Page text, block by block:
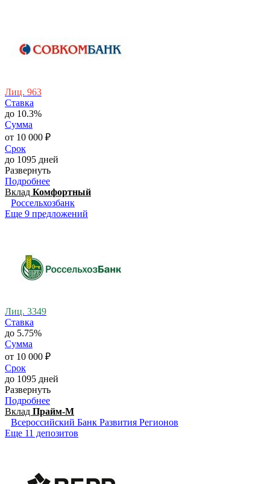
Лиц. 963
Ставка
до 10.3%
Сумма
от 10 000 ₽
Срок
до 1095 дней
Развернуть
Подробнее
Вклад Комфортный
Россельхозбанк
Еще 9 предложений
Лиц. 3349
Ставка
до 5.75%
Сумма
от 10 000 ₽
Срок
до 1095 дней
Развернуть
Подробнее
Вклад Прайм-М
Всероссийский Банк Развития Регионов
Еще 11 депозитов